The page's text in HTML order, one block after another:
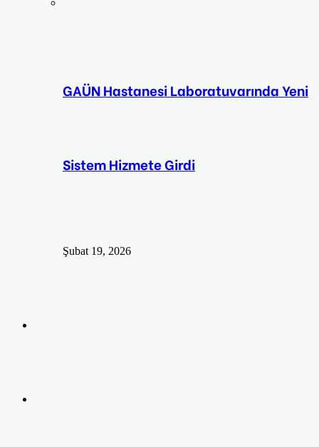
GAÜN Hastanesi Laboratuvarında Yeni
Sistem Hizmete Girdi
Şubat 19, 2026